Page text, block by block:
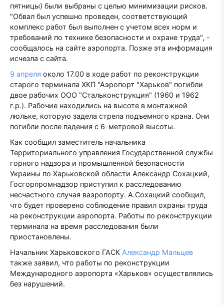
пятницы) были выбраны с целью минимизации рисков.
"Обвал был успешно проведен, соответствующий
комплекс работ был выполнен с учетом всех норм и
требований по технике безопасности и охране труда", -
сообщалось на сайте аэропорта. Позже эта информация
исчезла с сайта.
9 апреля около 17.00 в ходе работ по реконструкции
старого терминала ХКП "Аэропорт "Харьков" погибли
двое рабочих ООО "Стальконструкция" (1960 и 1962
г.р.). Рабочие находились на высоте в монтажной
люльке, которую задела стрела подъемного крана. Они
погибли после падения с 6-метровой высоты.
Как сообщил заместитель начальника
Территориального управления Государственной службы
горного надзора и промышленной безопасности
Украины по Харьковской области Александр Сохацкий,
Госгорпромнадзор приступил к расследованию
несчастного случая ваэропорту. А.Сохацкий сообщил,
что будет проверено соблюдение правил охраны труда
на реконструкции аэропорта. Работы по реконструкции
терминала на время расследования были
приостановлены.
Начальник Харьковского ГАСК Александр Мальцев
также заявил, что работы по реконструкции
Международного аэропорта «Харьков» осуществлялись
без нарушений.